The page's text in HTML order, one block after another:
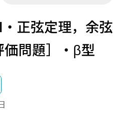
・正弦定理，余弦
問題］・β型